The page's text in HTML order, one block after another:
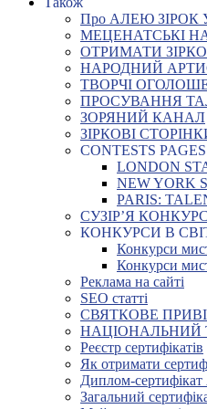
Про АЛЕЮ ЗІРОК
МЕЦЕНАТСЬКІ
ОТРИМАТИ
НАРОДНИЙ
ТВОРЧІ
ПРОСУВАННЯ
ЗОРЯНИЙ КАНАЛ
ЗІРКОВІ
CONTESTS PAGES
LONDON
NEW YORK
PARIS:
СУЗІР’Я
КОНКУРСИ В
Конкурси
Конкурси
Реклама на сайті
SEO статті
СВЯТКОВЕ
НАЦІОНАЛЬНИЙ
Реєстр сертифікатів
Як отримати
Диплом-сертифікат
Загальний